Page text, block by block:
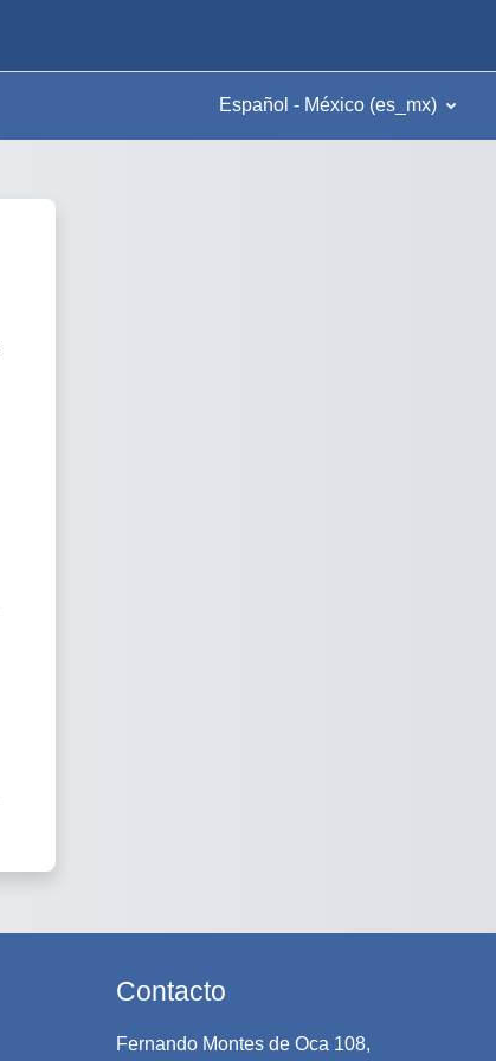
Español - México ‎(es_mx)‎
Contacto
Fernando Montes de Oca 108,